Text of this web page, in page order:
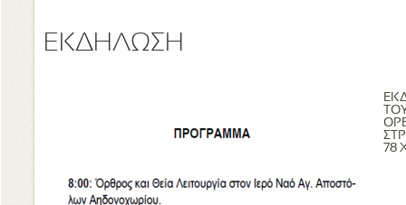
ΕΚΔΗΛΩΣΗ
78